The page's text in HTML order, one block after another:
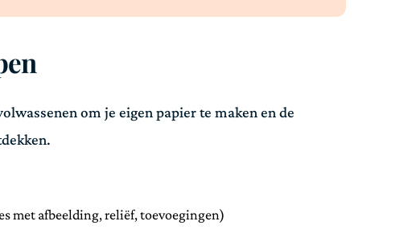
om je eigen papier te maken en de
met afbeelding, reliëf, toevoegingen)